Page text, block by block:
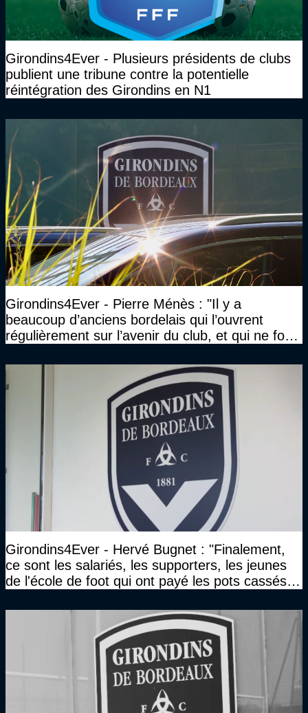
Girondins4Ever - Plusieurs présidents de clubs
publient une tribune contre la potentielle
réintégration des Girondins en N1
Girondins4Ever - Pierre Ménès : "Il y a
beaucoup d’anciens bordelais qui l’ouvrent
régulièrement sur l’avenir du club, et qui ne font
Girondins4Ever - Hervé Bugnet : "Finalement,
ce sont les salariés, les supporters, les jeunes
de l'école de foot qui ont payé les pots cassés